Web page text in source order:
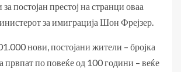
постојан престој на странци оваа
за имиграција Шон Фрејзер.
нови, постојани жители – бројка
првпат по повеќе од 100 години – веќе